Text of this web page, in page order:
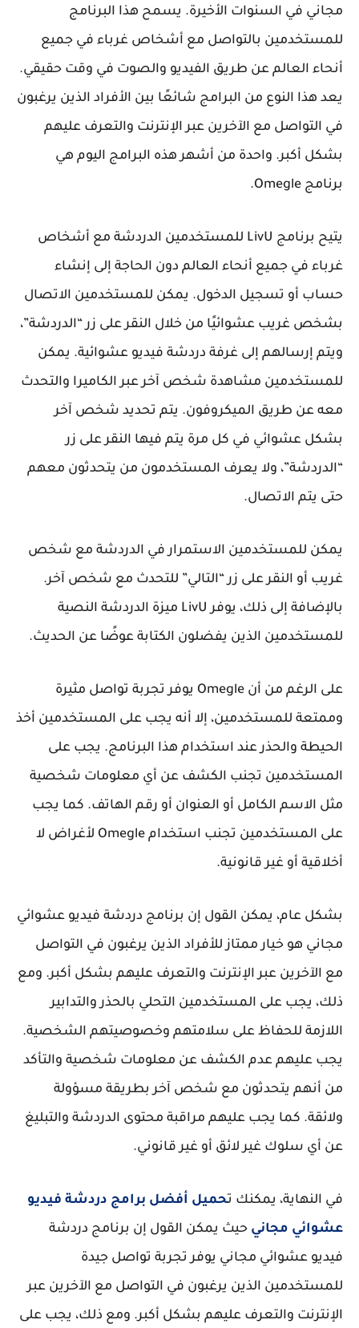
مجاني في السنوات الأخيرة. يسمح هذا البرنامج
للمستخدمين بالتواصل مع أشخاص غرباء في جميع
أنحاء العالم عن طريق الفيديو والصوت في وقت حقيقي.
يعد هذا النوع من البرامج شائعًا بين الأفراد الذين يرغبون
في التواصل مع الآخرين عبر الإنترنت والتعرف عليهم
بشكل أكبر. واحدة من أشهر هذه البرامج اليوم هي
برنامج Omegle.
يتيح برنامج LivU للمستخدمين الدردشة مع أشخاص
غرباء في جميع أنحاء العالم دون الحاجة إلى إنشاء
حساب أو تسجيل الدخول. يمكن للمستخدمين الاتصال
بشخص غريب عشوائيًا من خلال النقر على زر “الدردشة”،
ويتم إرسالهم إلى غرفة دردشة فيديو عشوائية. يمكن
للمستخدمين مشاهدة شخص آخر عبر الكاميرا والتحدث
معه عن طريق الميكروفون. يتم تحديد شخص آخر
بشكل عشوائي في كل مرة يتم فيها النقر على زر
“الدردشة”، ولا يعرف المستخدمون من يتحدثون معهم
حتى يتم الاتصال.
يمكن للمستخدمين الاستمرار في الدردشة مع شخص
غريب أو النقر على زر “التالي” للتحدث مع شخص آخر.
بالإضافة إلى ذلك، يوفر LivU ميزة الدردشة النصية
للمستخدمين الذين يفضلون الكتابة عوضًا عن الحديث.
على الرغم من أن Omegle يوفر تجربة تواصل مثيرة
وممتعة للمستخدمين، إلا أنه يجب على المستخدمين أخذ
الحيطة والحذر عند استخدام هذا البرنامج. يجب على
المستخدمين تجنب الكشف عن أي معلومات شخصية
مثل الاسم الكامل أو العنوان أو رقم الهاتف. كما يجب
على المستخدمين تجنب استخدام Omegle لأغراض لا
أخلاقية أو غير قانونية.
بشكل عام، يمكن القول إن برنامج دردشة فيديو عشوائي
مجاني هو خيار ممتاز للأفراد الذين يرغبون في التواصل
مع الآخرين عبر الإنترنت والتعرف عليهم بشكل أكبر. ومع
ذلك، يجب على المستخدمين التحلي بالحذر والتدابير
اللازمة للحفاظ على سلامتهم وخصوصيتهم الشخصية.
يجب عليهم عدم الكشف عن معلومات شخصية والتأكد
من أنهم يتحدثون مع شخص آخر بطريقة مسؤولة
ولائقة. كما يجب عليهم مراقبة محتوى الدردشة والتبليغ
عن أي سلوك غير لائق أو غير قانوني.
في النهاية، يمكنك تحميل أفضل برامج دردشة فيديو
عشوائي مجاني حيث يمكن القول إن برنامج دردشة
فيديو عشوائي مجاني يوفر تجربة تواصل جيدة
للمستخدمين الذين يرغبون في التواصل مع الآخرين عبر
الإنترنت والتعرف عليهم بشكل أكبر. ومع ذلك، يجب على